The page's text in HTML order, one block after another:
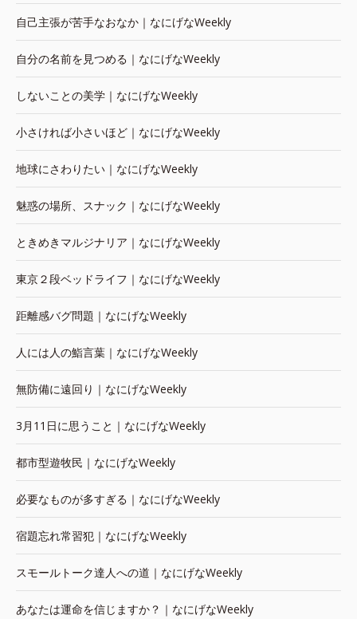
自己主張が苦手なおなか｜なにげなWeekly
自分の名前を見つめる｜なにげなWeekly
しないことの美学｜なにげなWeekly
小さければ小さいほど｜なにげなWeekly
地球にさわりたい｜なにげなWeekly
魅惑の場所、スナック｜なにげなWeekly
ときめきマルジナリア｜なにげなWeekly
東京２段ベッドライフ｜なにげなWeekly
距離感バグ問題｜なにげなWeekly
人には人の鮨言葉｜なにげなWeekly
無防備に遠回り｜なにげなWeekly
3月11日に思うこと｜なにげなWeekly
都市型遊牧民｜なにげなWeekly
必要なものが多すぎる｜なにげなWeekly
宿題忘れ常習犯｜なにげなWeekly
スモールトーク達人への道｜なにげなWeekly
あなたは運命を信じますか？｜なにげなWeekly